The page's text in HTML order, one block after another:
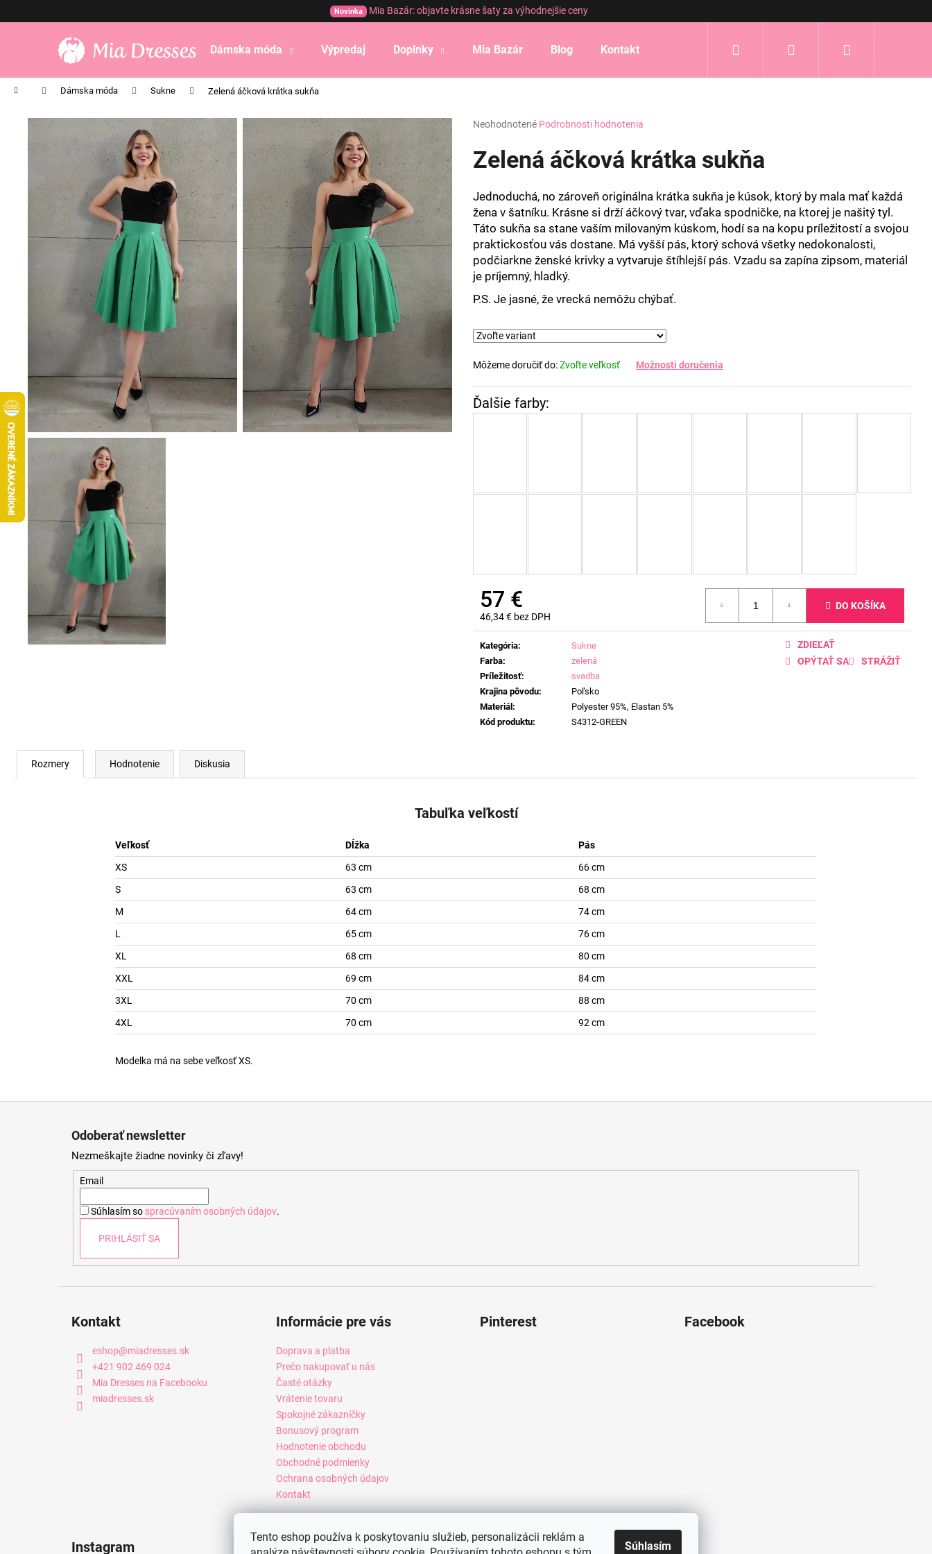
Tento eshop používa k poskytovaniu služieb, personalizácii reklám a
Súhlasím
Novinka Mia Bazár: objavte krásne šaty za výhodnejšie ceny
Dámska móda Výpredaj Doplnky Mia Bazár Blog Kontakt Prihlásenie
Domov Dámska móda Sukne Zelená áčková krátka sukňa
Priemerné
produktu
je
5
hviezdičiek.
Neohodnotené Podrobnosti hodnotenia
Zelená áčková krátka sukňa
Jednoduchá, no zároveň originálna krátka sukňa je kúsok, ktorý by mala mať každá
žena v šatníku. Krásne si drží áčkový tvar, vďaka spodničke, na ktorej je našitý tyl.
Táto sukňa sa stane vaším milovaným kúskom, hodí sa na kopu príležitostí a svojou
praktickosťou vás dostane. Má vyšší pás, ktorý schová všetky nedokonalosti,
podčiarkne ženské krivky a vytvaruje štíhlejší pás. Vzadu sa zapína zipsom, materiál
je príjemný, hladký.
P.S. Je jasné, že vrecká nemôžu chýbať.
Môžeme doručiť do:Zvoľte veľkosť Možnosti doručenia
57 €
46,34 € bez DPH
Jednotková
cena:
DO KOŠÍKA
Kategória:
Sukne
Farba:
zelená
Príležitosť:
svadba
Krajina pôvodu:
Poľsko
Materiál:
Polyester 95%, Elastan 5%
Kód produktu: S4312-GREEN
OPÝTAŤ SA STRÁŽIŤ
ZDIEĽAŤ
Rozmery Hodnotenie Diskusia
Tabuľka veľkostí
Veľkosť Dĺžka
Pás
XS
63 cm
66 cm
S
63 cm
68 cm
M
64 cm
74 cm
L
65 cm
76 cm
XL
68 cm
80 cm
XXL
69 cm
84 cm
3XL
70 cm
88 cm
4XL
70 cm 92 cm
Modelka má na sebe veľkosť XS.
o
k
obchodu
obchodu
Čo potrebujete nájsť?
HĽADAŤ
Odporúčame
Odoberať newsletter
Nezmeškajte žiadne novinky či zľavy!
Email
Súhlasím so spracúvaním osobných údajov.
PRIHLÁSIŤ SA
Kontakt
eshop@miadresses.sk
+421 902 469 024
Mia Dresses na Facebooku
miadresses.sk
Informácie pre vás
Doprava a platba
Prečo nakupovať u nás
Časté otázky
Vrátenie tovaru
Spokojné zákazníčky
Bonusový program
Hodnotenie obchodu
Obchodné podmienky
Ochrana osobných údajov
Kontakt
Pinterest Facebook
Instagram